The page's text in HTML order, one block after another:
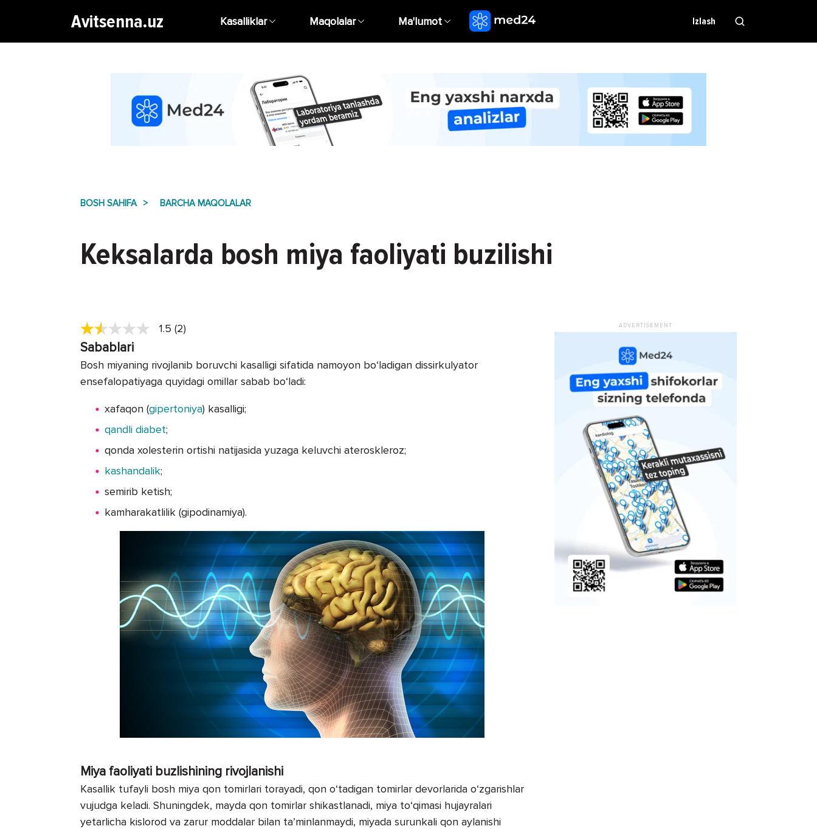
Avitsenna.uz Kasalliklar Maqolalar Ma'lumot Izlash
BOSH SAHIFA BARCHA MAQOLALAR
Keksalarda bosh miya faoliyati buzilishi
1.5 (2)
Sabablari
Bosh miyaning rivojlanib boruvchi kasalligi sifatida namoyon bo‘ladigan dissirkulyator
ensefalopatiyaga quyidagi omillar sabab bo‘ladi:
xafaqon (gipertoniya) kasalligi;
qandli diabet;
qonda xolesterin ortishi natijasida yuzaga keluvchi ateroskleroz;
kashandalik;
semirib ketish;
kamharakatlilik (gipodinamiya).
Miya faoliyati buzlishining rivojlanishi
Kasallik tufayli bosh miya qon tomirlari torayadi, qon o‘tadigan tomirlar devorlarida o‘zgarishlar
vujudga keladi. Shuningdek, mayda qon tomirlar shikastlanadi, miya to‘qimasi hujayralari
yetarlicha kislorod va zarur moddalar bilan ta’minlanmaydi, miyada surunkali qon aylanishi